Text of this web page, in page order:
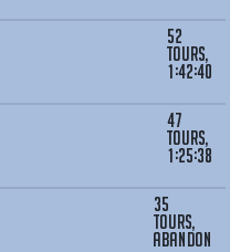
52
tours,
1:42:40
47
tours,
1:25:38
35
tours,
Abandon